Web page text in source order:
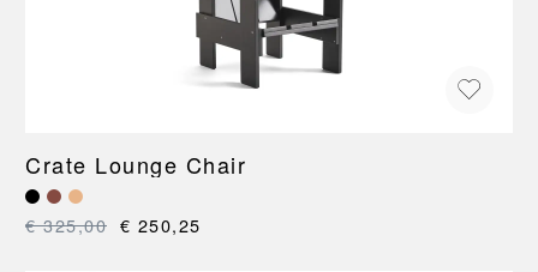
Crate Lounge Chair
€ 325,00 € 250,25